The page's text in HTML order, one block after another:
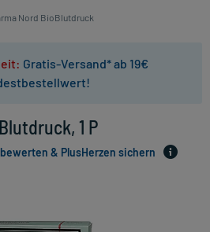
Nord BioBlutdruck
Gratis-Versand* ab 19€
1 P
& PlusHerzen sichern